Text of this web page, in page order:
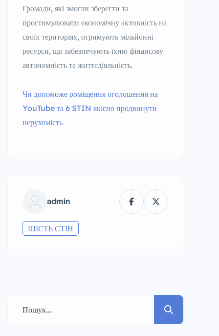
Громади, які змогли зберегти та
простимулювати економічну активність на
своїх територіях, отримують мільйонні
ресурси, що забезпечують їхню фінансову
автономність та життєдіяльність.
Чи допоможе роміщення оголошення на
YouTube та 6 STIN якісно продвинути
нерухомість
admin
ШІСТЬ СТІН